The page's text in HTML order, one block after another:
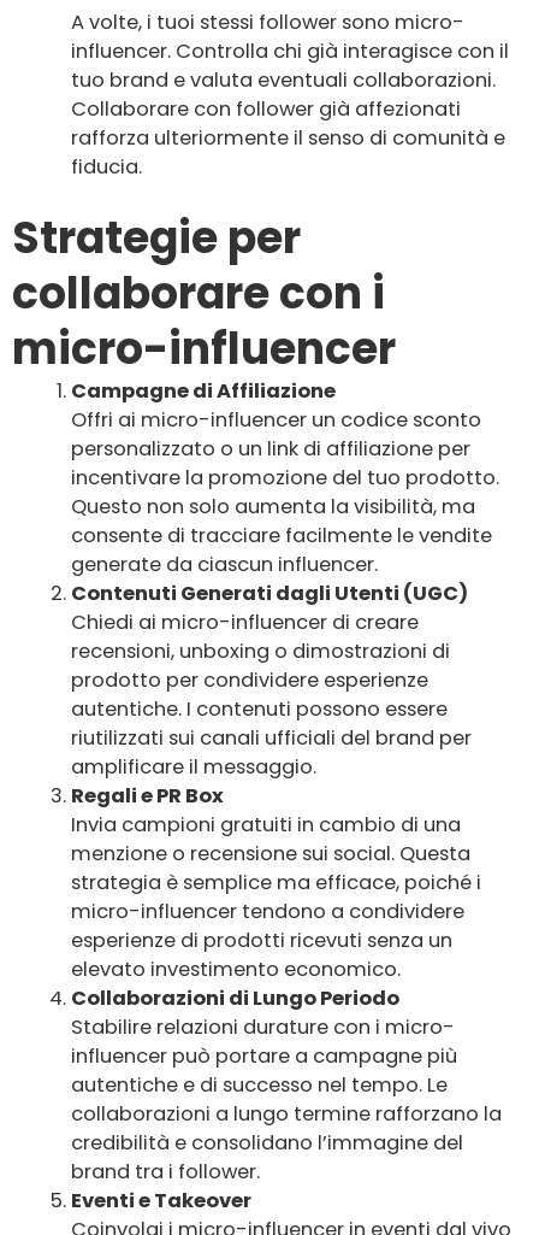
A volte, i tuoi stessi follower sono micro-
influencer. Controlla chi già interagisce con il
tuo brand e valuta eventuali collaborazioni.
Collaborare con follower già affezionati
rafforza ulteriormente il senso di comunità e
fiducia.
Strategie per
collaborare con i
micro-influencer
Campagne di Affiliazione
Offri ai micro-influencer un codice sconto
personalizzato o un link di affiliazione per
incentivare la promozione del tuo prodotto.
Questo non solo aumenta la visibilità, ma
consente di tracciare facilmente le vendite
generate da ciascun influencer.
Contenuti Generati dagli Utenti (UGC)
Chiedi ai micro-influencer di creare
recensioni, unboxing o dimostrazioni di
prodotto per condividere esperienze
autentiche. I contenuti possono essere
riutilizzati sui canali ufficiali del brand per
amplificare il messaggio.
Regali e PR Box
Invia campioni gratuiti in cambio di una
menzione o recensione sui social. Questa
strategia è semplice ma efficace, poiché i
micro-influencer tendono a condividere
esperienze di prodotti ricevuti senza un
elevato investimento economico.
Collaborazioni di Lungo Periodo
Stabilire relazioni durature con i micro-
influencer può portare a campagne più
autentiche e di successo nel tempo. Le
collaborazioni a lungo termine rafforzano la
credibilità e consolidano l’immagine del
brand tra i follower.
Eventi e Takeover